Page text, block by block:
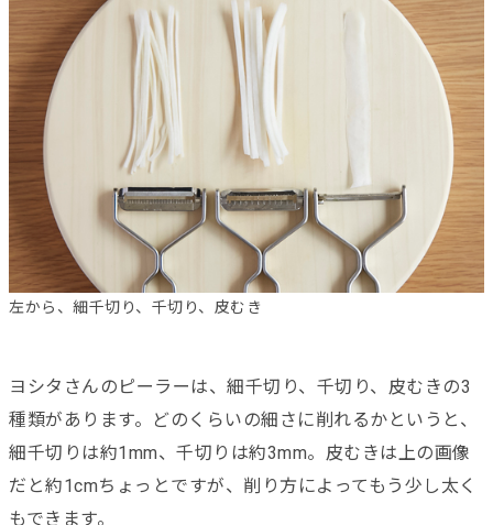
左から、細千切り、千切り、皮むき
ヨシタさんのピーラーは、細千切り、千切り、皮むきの3
種類があります。どのくらいの細さに削れるかというと、
細千切りは約1mm、千切りは約3mm。皮むきは上の画像
だと約1cmちょっとですが、削り方によってもう少し太く
もできます。